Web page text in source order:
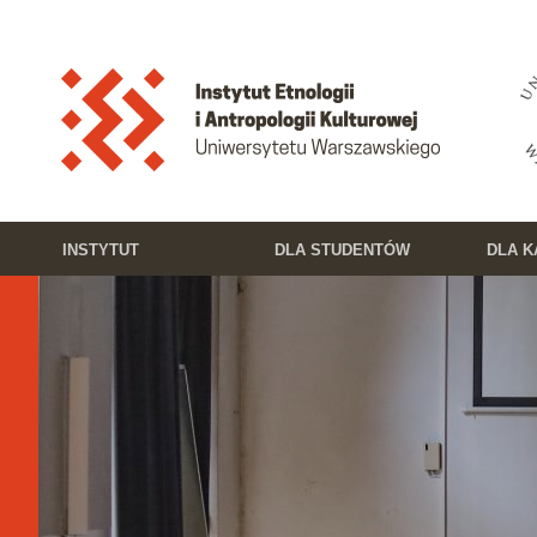
INSTYTUT DLA STUDENTÓW DLA